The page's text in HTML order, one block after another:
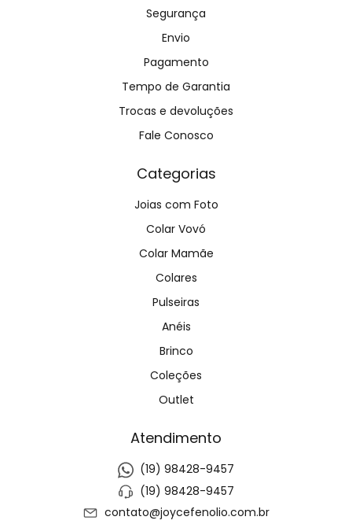
Segurança
Envio
Pagamento
Tempo de Garantia
Trocas e devoluções
Fale Conosco
Categorias
Joias com Foto
Colar Vovó
Colar Mamãe
Colares
Pulseiras
Anéis
Brinco
Coleções
Outlet
Atendimento
(19) 98428-9457
(19) 98428-9457
contato@joycefenolio.com.br